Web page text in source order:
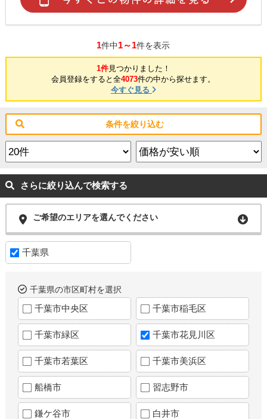
1件中1～1件を表示
1件見つかりました！
会員登録をすると全4073件の中から探せます。
今すぐ見る
条件を絞り込む
さらに絞り込んで検索する
ご希望のエリアを選んでください
千葉県
千葉県の市区町村を選択
千葉市中央区 千葉市稲毛区
千葉市緑区 千葉市花見川区
千葉市若葉区 千葉市美浜区
船橋市 習志野市
鎌ケ谷市 白井市